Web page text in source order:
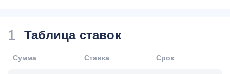
1 Таблица ставок
Сумма Ставка Срок